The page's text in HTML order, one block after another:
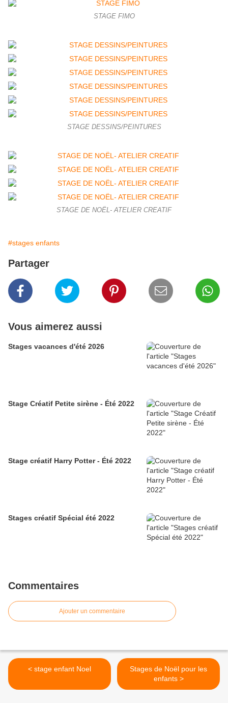
STAGE FIMO
STAGE DESSINS/PEINTURES
STAGE DE NOËL- ATELIER CREATIF
#stages enfants
Partager
Vous aimerez aussi
Stages vacances d'été 2026
Stage Créatif Petite sirène - Été 2022
Stage créatif Harry Potter - Été 2022
Stages créatif Spécial été 2022
Commentaires
Ajouter un commentaire
< stage enfant Noel
Stages de Noël pour les
enfants >